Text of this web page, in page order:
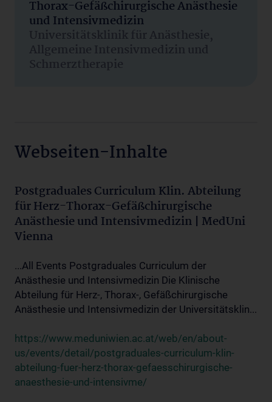
Thorax-Gefäßchirurgische Anästhesie
und Intensivmedizin
Universitätsklinik für Anästhesie,
Allgemeine Intensivmedizin und
Schmerztherapie
Webseiten-Inhalte
Postgraduales Curriculum Klin. Abteilung
für Herz-Thorax-Gefäßchirurgische
Anästhesie und Intensivmedizin | MedUni
Vienna
...All Events Postgraduales Curriculum der
Anästhesie und Intensivmedizin Die Klinische
Abteilung für Herz-, Thorax-, Gefäßchirurgische
Anästhesie und Intensivmedizin der Universitätsklin...
https://www.meduniwien.ac.at/web/en/about-
us/events/detail/postgraduales-curriculum-klin-
abteilung-fuer-herz-thorax-gefaesschirurgische-
anaesthesie-und-intensivme/